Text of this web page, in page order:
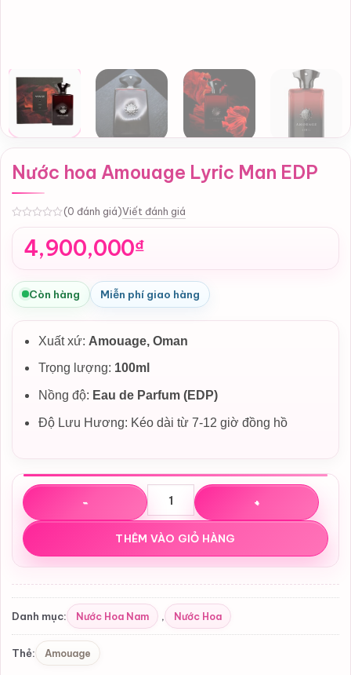
Nước hoa Amouage Lyric Man EDP
(0 đánh giá)Viết đánh giá
4,900,000₫
Còn hàng Miễn phí giao hàng
Xuất xứ: Amouage, Oman
Trọng lượng: 100ml
Nồng độ: Eau de Parfum (EDP)
Độ Lưu Hương: Kéo dài từ 7-12 giờ đồng hồ
Nước hoa Amouage Lyric Man EDP số lượng
THÊM VÀO GIỎ HÀNG
Danh mục: Nước Hoa Nam , Nước Hoa
Thẻ: Amouage